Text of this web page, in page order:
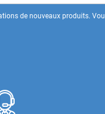
de nouveaux produits.